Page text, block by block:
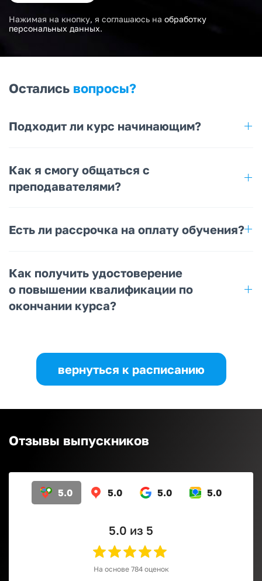
Нажимая на кнопку, я соглашаюсь на обработку
персональных данных.
Остались вопросы?
Подходит ли курс начинающим?
Как я смогу общаться с
преподавателями?
Есть ли рассрочка на оплату обучения?
Как получить удостоверение
о повышении квалификации по
окончании курса?
вернуться к расписанию
Отзывы выпускников
5.0 5.0 5.0 5.0
5.0 из 5
На основе 784оценок